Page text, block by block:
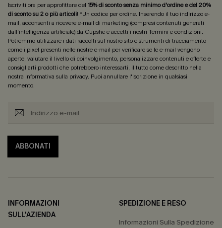
Iscriviti ora per approfittare del 15% di sconto senza minimo d'ordine e del 20%
di sconto su 2 o più articoli! *Un codice per ordine. Inserendo il tuo indirizzo e-
mail, acconsenti a ricevere e-mail di marketing (compresi contenuti generati
dall'intelligenza artificiale) da Cupshe e accetti i nostri Termini e condizioni.
Potremmo utilizzare i dati raccolti sul nostro sito e strumenti di tracciamento
come i pixel presenti nelle nostre e-mail per verificare se le e-mail vengono
aperte, valutare il livello di coinvolgimento, personalizzare contenuti e offerte e
consigliarti prodotti che potrebbero interessarti, il tutto come descritto nella
nostra Informativa sulla privacy. Puoi annullare l'iscrizione in qualsiasi
momento.
ABBONATI
INFORMAZIONI
SULL'AZIENDA
SPEDIZIONE E RESO
Informazioni Sulla Spedizione